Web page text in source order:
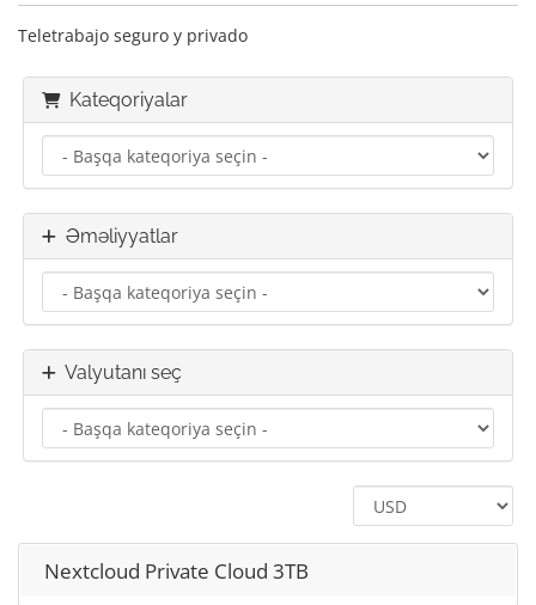
Teletrabajo seguro y privado
Kateqoriyalar
Əməliyyatlar
Valyutanı seç
Nextcloud Private Cloud 3TB